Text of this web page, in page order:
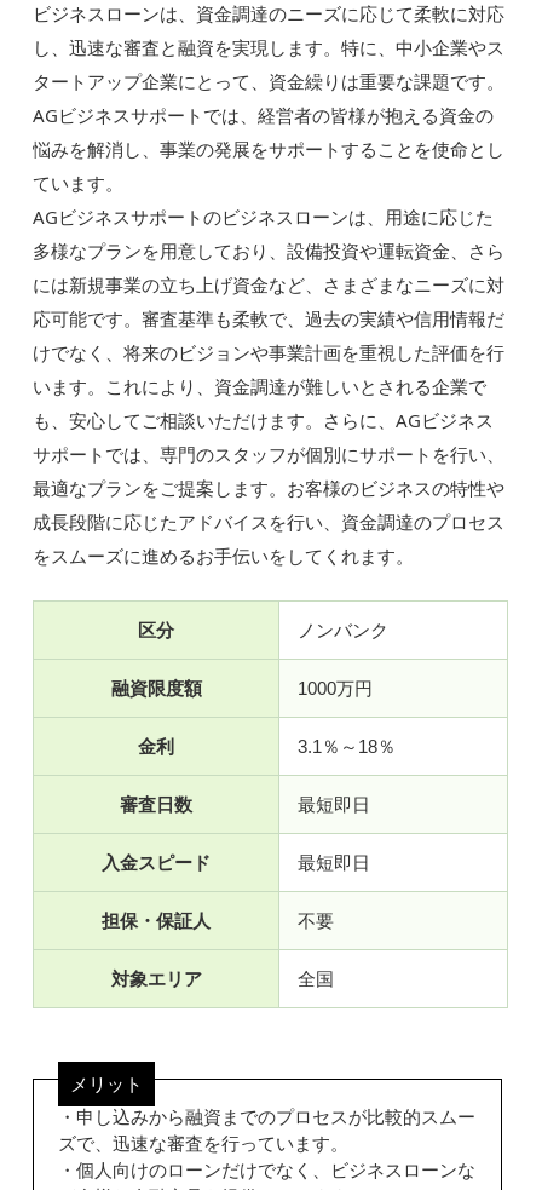
ビジネスローンは、資金調達のニーズに応じて柔軟に対応
し、迅速な審査と融資を実現します。特に、中小企業やス
タートアップ企業にとって、資金繰りは重要な課題です。
AGビジネスサポートでは、経営者の皆様が抱える資金の
悩みを解消し、事業の発展をサポートすることを使命とし
ています。
AGビジネスサポートのビジネスローンは、用途に応じた
多様なプランを用意しており、設備投資や運転資金、さら
には新規事業の立ち上げ資金など、さまざまなニーズに対
応可能です。審査基準も柔軟で、過去の実績や信用情報だ
けでなく、将来のビジョンや事業計画を重視した評価を行
います。これにより、資金調達が難しいとされる企業で
も、安心してご相談いただけます。さらに、AGビジネス
サポートでは、専門のスタッフが個別にサポートを行い、
最適なプランをご提案します。お客様のビジネスの特性や
成長段階に応じたアドバイスを行い、資金調達のプロセス
をスムーズに進めるお手伝いをしてくれます。
区分 ノンバンク
融資限度額 1000万円
金利 3.1％～18％
審査日数 最短即日
入金スピード 最短即日
担保・保証人 不要
対象エリア 全国
メリット
・申し込みから融資までのプロセスが比較的スムー
ズで、迅速な審査を行っています。
・個人向けのローンだけでなく、ビジネスローンな